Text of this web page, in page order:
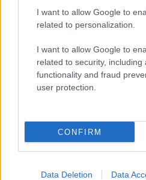
I want to allow Google to
related to personalization.
I want to allow Google to
related to security, including
functionality and fraud
user protection.
CONFIRM
Data Deletion Data
rasističnimi, diskriminatornimi ali
odstranjeni. Pravila komentiranja →
Failed to fetch
Slovenj Gradec